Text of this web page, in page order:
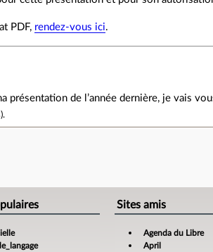
PDF, rendez-vous ici.
présentation de l’année dernière, je vais
).
Sites amis
Agenda du Libre
April